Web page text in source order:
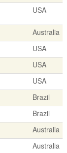
USA
Australia
USA
USA
USA
Brazil
Brazil
Australia
Australia